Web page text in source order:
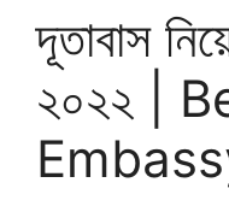
দূতাবাস
২০২২ |